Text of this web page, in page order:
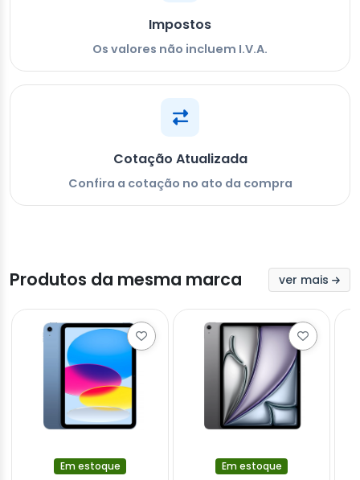
Impostos
Os valores não incluem I.V.A.
Cotação Atualizada
Confira a cotação no ato da compra
Produtos da mesma marca ver mais
Em estoque Em estoque